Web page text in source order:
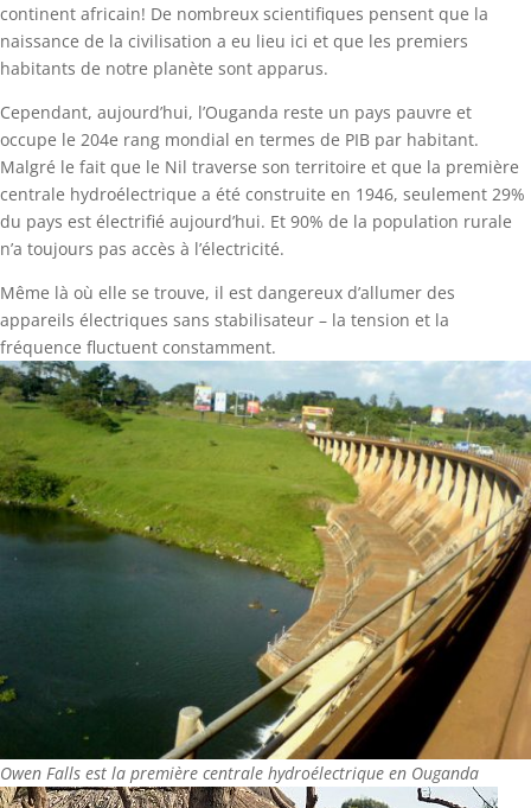
continent africain! De nombreux scientifiques pensent que la
naissance de la civilisation a eu lieu ici et que les premiers
habitants de notre planète sont apparus.
Cependant, aujourd’hui, l’Ouganda reste un pays pauvre et
occupe le 204e rang mondial en termes de PIB par habitant.
Malgré le fait que le Nil traverse son territoire et que la première
centrale hydroélectrique a été construite en 1946, seulement 29%
du pays est électrifié aujourd’hui. Et 90% de la population rurale
n’a toujours pas accès à l’électricité.
Même là où elle se trouve, il est dangereux d’allumer des
appareils électriques sans stabilisateur – la tension et la
fréquence fluctuent constamment.
Owen Falls est la première centrale hydroélectrique en Ouganda